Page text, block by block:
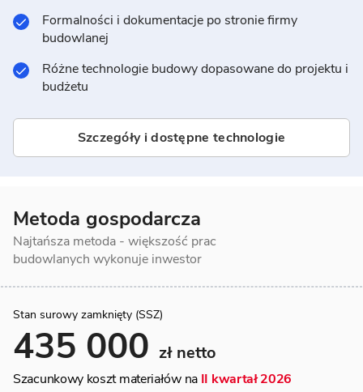
Metoda gospodarcza
Najtańsza metoda - większość prac
budowlanych wykonuje inwestor
Stan surowy zamknięty (SSZ)
435 000 zł netto
Szacunkowy koszt materiałów na II kwartał 2026
Formalności i dokumentacje po stronie firmy
budowlanej
Różne technologie budowy dopasowane do projektu i
budżetu
Szczegóły i dostępne technologie